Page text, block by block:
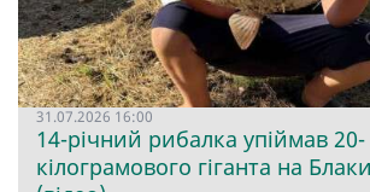
31.07.2026 16:00
14-річний рибалка упіймав 20-
кілограмового гіганта на